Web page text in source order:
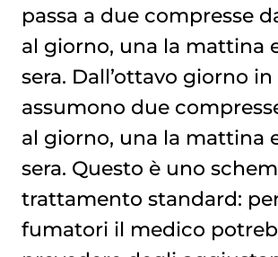
passa a due compresse
al giorno, una la mattina
sera. Dall’ottavo giorno in
assumono due
al giorno, una la mattina
sera. Questo è uno
trattamento standard:
fumatori il medico